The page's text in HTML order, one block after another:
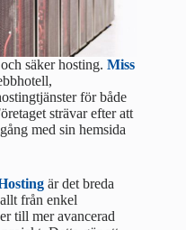
säker hosting. Miss
för både
strävar efter att
med sin hemsida
är det breda
från enkel
till mer avancerad